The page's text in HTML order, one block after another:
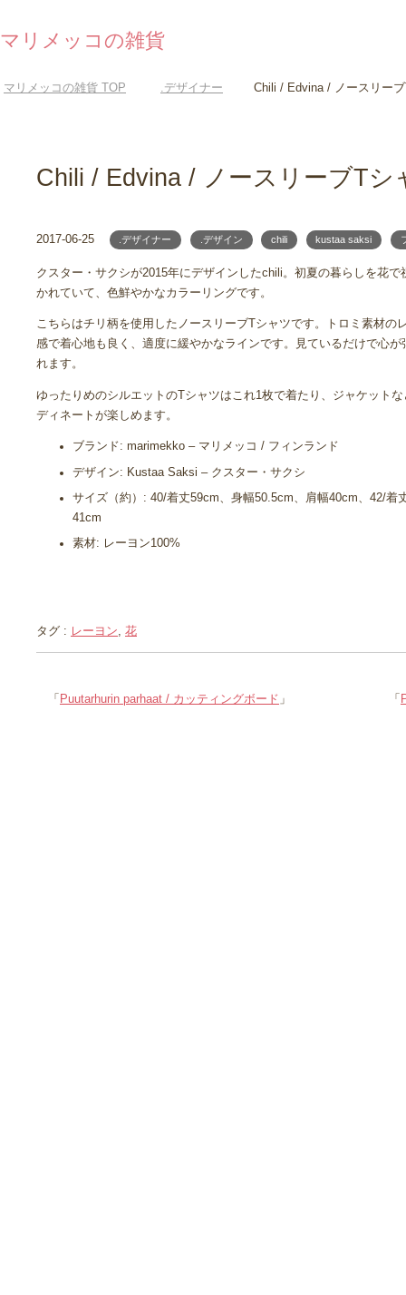
マリメッコの雑貨
マリメッコの雑貨 TOP .デザイナー Chili / Edvina / ノースリー
Chili / Edvina / ノースリーブTシ
2017-06-25 .デザイナー .デザイン chili kustaa saksi
クスター・サクシが2015年にデザインしたchili。初夏の暮らしを花
かれていて、色鮮やかなカラーリングです。
こちらはチリ柄を使用したノースリーブTシャツです。トロミ素材の
感で着心地も良く、適度に緩やかなラインです。見ているだけで心
れます。
ゆったりめのシルエットのTシャツはこれ1枚で着たり、ジャケット
ディネートが楽しめます。
ブランド: marimekko – マリメッコ / フィンランド
デザイン: Kustaa Saksi – クスター・サクシ
サイズ（約）: 40/着丈59cm、身幅50.5cm、肩幅40cm、42/着
41cm
素材: レーヨン100%
タグ : レーヨン 花
「
「 Puutarhurin parhaat / カッティングボード 」